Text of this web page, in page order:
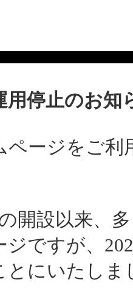
用停止のお知
ページをご
開設以来、
ジですが、
とにいたしま